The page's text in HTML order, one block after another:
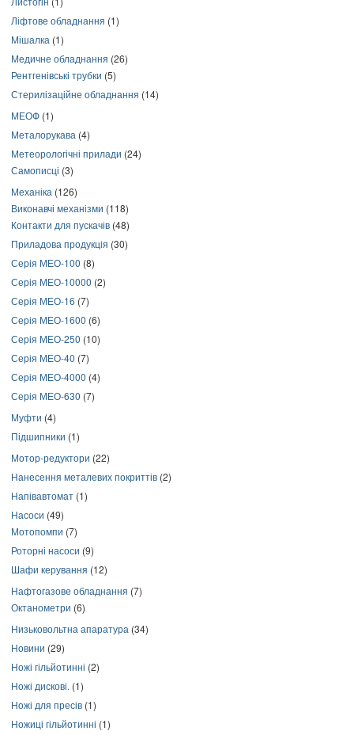
Ліфтове обладнання (1)
Мішалка (1)
Медичне обладнання (26)
Рентгенівські трубки (5)
Стерилізаційне обладнання (14)
МЕОФ (1)
Металорукава (4)
Метеорологічні прилади (24)
Самописці (3)
Механіка (126)
Виконавчі механізми (118)
Контакти для пускачів (48)
Приладова продукція (30)
Серія МЕО-100 (8)
Серія МЕО-10000 (2)
Серія МЕО-16 (7)
Серія МЕО-1600 (6)
Серія МЕО-250 (10)
Серія МЕО-40 (7)
Серія МЕО-4000 (4)
Серія МЕО-630 (7)
Муфти (4)
Підшипники (1)
Мотор-редуктори (22)
Нанесення металевих покриттів (2)
Напівавтомат (1)
Насоси (49)
Мотопомпи (7)
Роторні насоси (9)
Шафи керування (12)
Нафтогазове обладнання (7)
Октанометри (6)
Низьковольтна апаратура (34)
Новини (29)
Ножі гільйотинні (2)
Ножі дискові. (1)
Ножі для пресів (1)
Ножиці гільйотинні (1)